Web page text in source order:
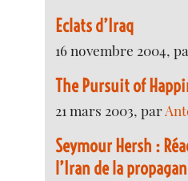
Eclats d’Iraq
16 novembre 2004,
The Pursuit of
21 mars 2003, par
Seymour Hersh :
l’Iran de la